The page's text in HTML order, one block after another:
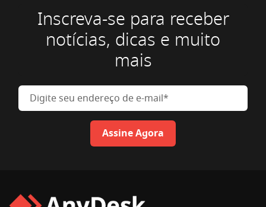
Inscreva-se para receber
notícias, dicas e muito
mais
Digite seu endereço de e-mail
Assine Agora